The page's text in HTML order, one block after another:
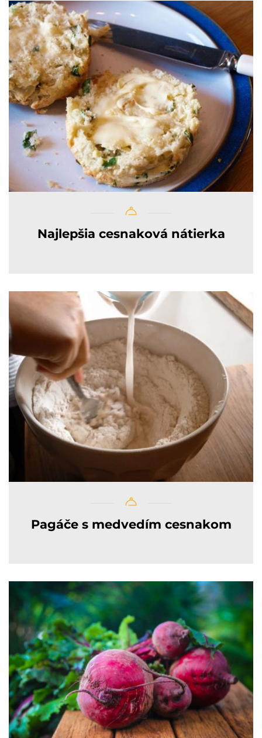
Najlepšia cesnaková nátierka
Pagáče s medvedím cesnakom